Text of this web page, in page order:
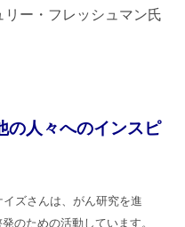
ー・フレッシュマン氏
の人々へのインスピ
ズさんは、がん研究を進
のための活動しています。